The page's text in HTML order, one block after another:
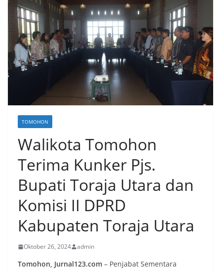
TOMOHON
Walikota Tomohon
Terima Kunker Pjs.
Bupati Toraja Utara dan
Komisi II DPRD
Kabupaten Toraja Utara
Oktober 26, 2024 admin
Tomohon, Jurnal123.com – Penjabat Sementara